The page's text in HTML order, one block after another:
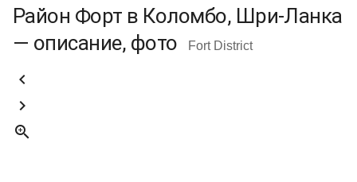
Район Форт в Коломбо, Шри-Ланка
— описание, фото
Fort District


